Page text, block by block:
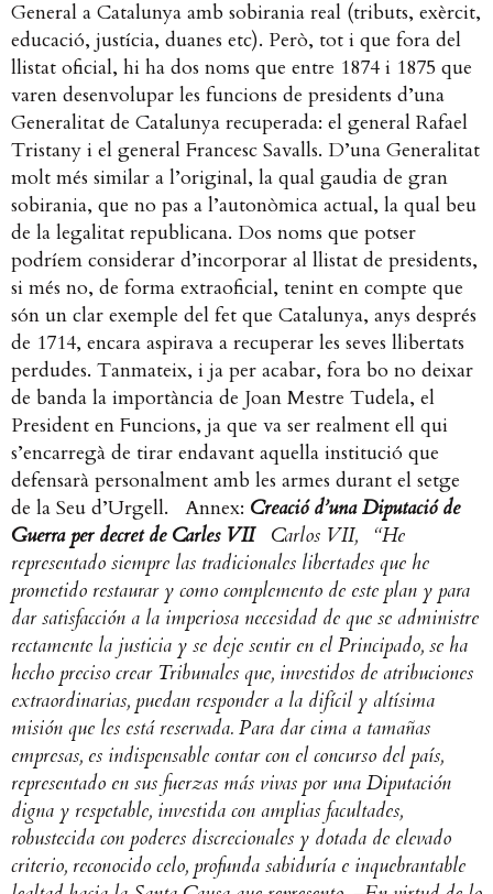
General a Catalunya amb sobirania real (tributs, exèrcit,
educació, justícia, duanes etc). Però, tot i que fora del
llistat oficial, hi ha dos noms que entre 1874 i 1875 que
varen desenvolupar les funcions de presidents d’una
Generalitat de Catalunya recuperada: el general Rafael
Tristany i el general Francesc Savalls. D’una Generalitat
molt més similar a l’original, la qual gaudia de gran
sobirania, que no pas a l’autonòmica actual, la qual beu
de la legalitat republicana. Dos noms que potser
podríem considerar d’incorporar al llistat de presidents,
si més no, de forma extraoficial, tenint en compte que
són un clar exemple del fet que Catalunya, anys després
de 1714, encara aspirava a recuperar les seves llibertats
perdudes. Tanmateix, i ja per acabar, fora bo no deixar
de banda la importància de Joan Mestre Tudela, el
President en Funcions, ja que va ser realment ell qui
s’encarregà de tirar endavant aquella institució que
defensarà personalment amb les armes durant el setge
de la Seu d’Urgell. Annex: Creació d’una Diputació de
Guerra per decret de Carles VII
Carlos VII,
“He
representado siempre las tradicionales libertades que he
prometido restaurar y como complemento de este plan y para
dar satisfacción a la imperiosa necesidad de que se administre
rectamente la justicia y se deje sentir en el Principado, se ha
hecho preciso crear Tribunales que, investidos de atribuciones
extraordinarias, puedan responder a la difícil y altísima
misión que les está reservada. Para dar cima a tamañas
empresas, es indispensable contar con el concurso del país,
representado en sus fuerzas más vivas por una Diputación
digna y respetable, investida con amplias facultades,
robustecida con poderes discrecionales y dotada de elevado
criterio, reconocido celo, profunda sabiduría e inquebrantable